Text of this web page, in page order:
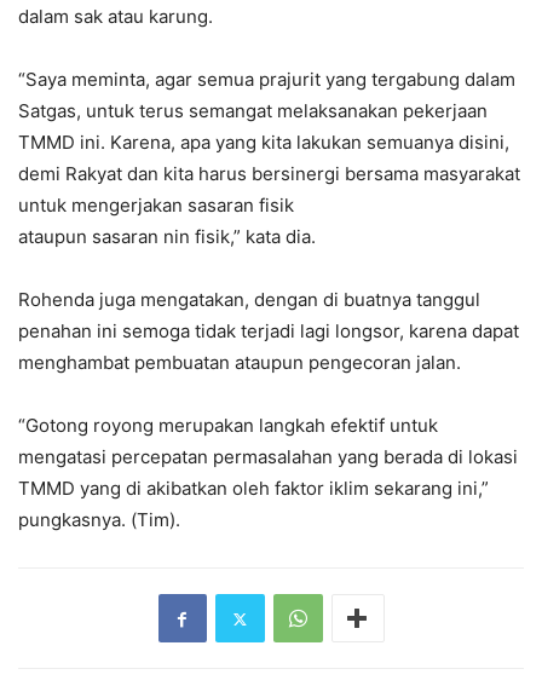
dalam sak atau karung.
“Saya meminta, agar semua prajurit yang tergabung dalam
Satgas, untuk terus semangat melaksanakan pekerjaan
TMMD ini. Karena, apa yang kita lakukan semuanya disini,
demi Rakyat dan kita harus bersinergi bersama masyarakat
untuk mengerjakan sasaran fisik
ataupun sasaran nin fisik,” kata dia.
Rohenda juga mengatakan, dengan di buatnya tanggul
penahan ini semoga tidak terjadi lagi longsor, karena dapat
menghambat pembuatan ataupun pengecoran jalan.
“Gotong royong merupakan langkah efektif untuk
mengatasi percepatan permasalahan yang berada di lokasi
TMMD yang di akibatkan oleh faktor iklim sekarang ini,”
pungkasnya. (Tim).